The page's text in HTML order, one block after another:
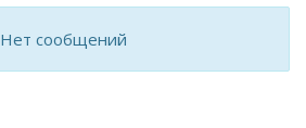
Нет сообщений